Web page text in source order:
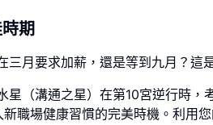
期
三月要求加薪，還是等到九月？這
（溝通之星）在第10宮逆行時，
職場健康習慣的完美時機。利用